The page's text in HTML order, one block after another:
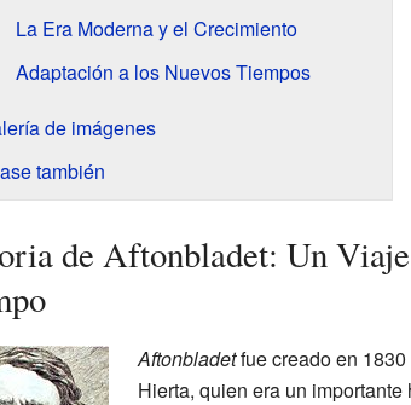
La Era Moderna y el Crecimiento
Adaptación a los Nuevos Tiempos
de imágenes
también
de Aftonbladet: Un
Aftonbladetfue creado en 1830
Hierta, quien era un